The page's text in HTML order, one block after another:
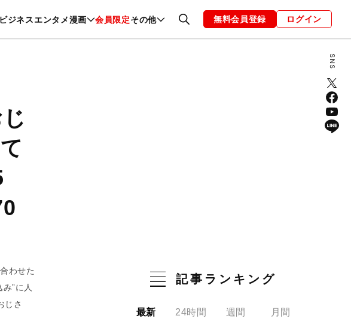
ビジネスエンタメ漫画 会員限定その他
美容 グルメ ファッション 恋愛・結婚 編集部 お知らせ
無料会員登録 ログイン
わせた
”に人
じさ
記事ランキング
最新 24時間 週間 月間